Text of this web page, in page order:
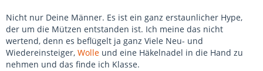
Nicht nur Deine Männer. Es ist ein ganz erstaunlicher Hype,
der um die Mützen entstanden ist. Ich meine das nicht
wertend, denn es beflügelt ja ganz Viele Neu- und
Wiedereinsteiger, Wolle und eine Häkelnadel in die Hand zu
nehmen und das finde ich Klasse.